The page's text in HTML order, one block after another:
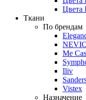
Цвета
Ткани
По брендам
Me
Iliv
Vistex
Назначение